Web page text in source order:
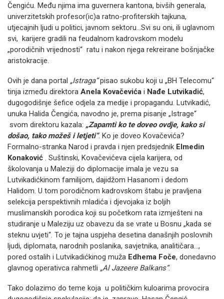
Čengiću. Među njima ima guvernera kantona, bivših generala,
univerzitetskih profesor(ic)a ratno-profiterskih tajkuna,
utjecajnih ljudi u politici, javnom sektoru…Svi su oni, ili uglavnom
svi, karijere gradili na feudalnom kadrovskom modelu
„porodičnih vrijednosti“ ratu i nakon njega rekreirane bošnjačke
aristokracije.
Ovih je dana portal „Istraga“pisao sukobu koji u „BH Telecomu“
tinja između direktora Anela Kovačevića i Nađe Lutvikadić,
dugogodišnje šefice odjela za medije i propagandu. Lutvikadić,
unuka Halida Čengića, navodno je, prema pisanje „Istrage“
svom direktoru kazala: „Zapamti ko te doveo ovdje, kako si
došao, tako možeš i letjeti“. Ko je doveo Kovačevića?
Formalno-stranka Narod i pravda i njen predsjednik Elmedin
Konaković . Suštinski, Kovačevićeva cijela karijera, od
školovanja u Maleziji do diplomacije imala je vezu sa
Lutvikadićkinom familijom, dajidžom Hasanom i dedom
Halidom. U tom porodičnom kadrovskom štabu je pravljena
selekcija perspektivnih mladića i djevojaka iz boljih
muslimanskih porodica koji su početkom rata izmješteni na
studiranje u Maleziju uz obavezu da se vrate u Bosnu „kada se
steknu uvjeti“. To je tajna uspjeha desetina današnjih poslovnih
ljudi, diplomata, narodnih poslanika, savjetnika, analitičara…,
pored ostalih i Lutvikadićkinog muža Edhema Foče, donedavno
glavnog operativca rahmetli „Al Jazeere Balkans“.
Tako dolazimo do teme koja u političkim kuloarima provocira